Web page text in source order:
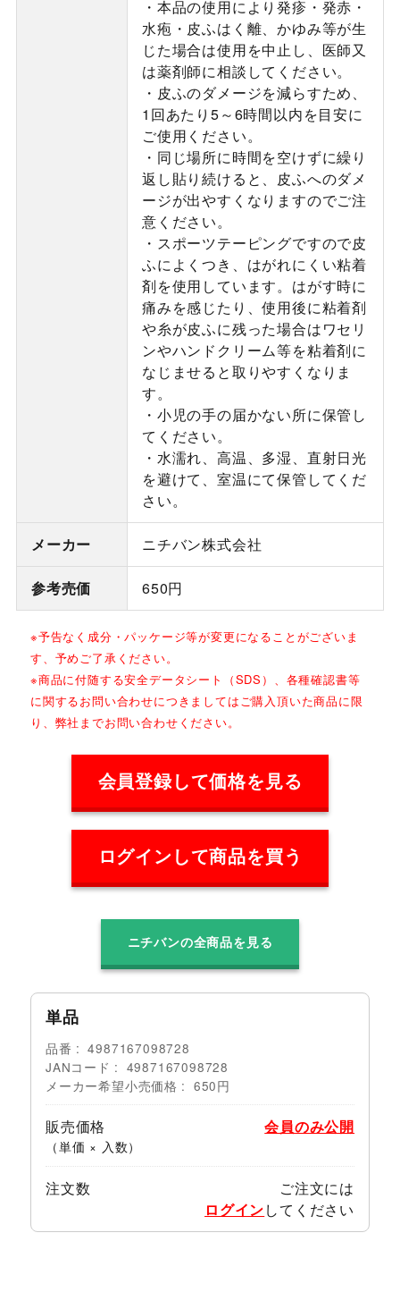
・本品の使用により発疹・発赤・
水疱・皮ふはく離、かゆみ等が生
じた場合は使用を中止し、医師又
は薬剤師に相談してください。
・皮ふのダメージを減らすため、
1回あたり5～6時間以内を目安に
ご使用ください。
・同じ場所に時間を空けずに繰り
返し貼り続けると、皮ふへのダメ
ージが出やすくなりますのでご注
意ください。
・スポーツテーピングですので皮
ふによくつき、はがれにくい粘着
剤を使用しています。はがす時に
痛みを感じたり、使用後に粘着剤
や糸が皮ふに残った場合はワセリ
ンやハンドクリーム等を粘着剤に
なじませると取りやすくなりま
す。
・小児の手の届かない所に保管し
てください。
・水濡れ、高温、多湿、直射日光
を避けて、室温にて保管してくだ
さい。
メーカー ニチバン株式会社
参考売価 650円
※予告なく成分・パッケージ等が変更になることがございま
す、予めご了承ください。
※商品に付随する安全データシート（SDS）、各種確認書等
に関するお問い合わせにつきましてはご購入頂いた商品に限
り、弊社までお問い合わせください。
会員登録して価格を見る
ログインして商品を買う
ニチバンの全商品を見る
単品
品番
4987167098728
JANコード
4987167098728
メーカー希望小売価格
650円
販売価格
（単価 × 入数）
会員のみ公開
注文数
ご注文には
ログインしてください